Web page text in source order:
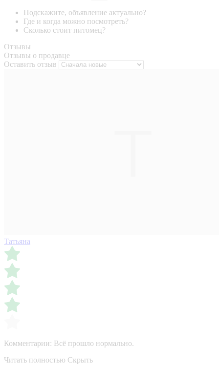
Подскажите, объявление актуально?
Где и когда можно посмотреть?
Сколько стоит питомец?
Отзывы
Отзывы о продавце
Оставить отзыв
Татьяна
Комментарии: Всё прошло нормально.
Читать полностью Скрыть